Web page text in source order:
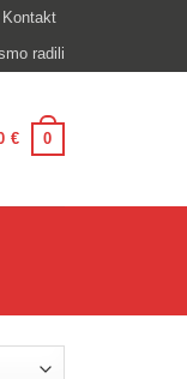
Kontakt
radili
€ 0